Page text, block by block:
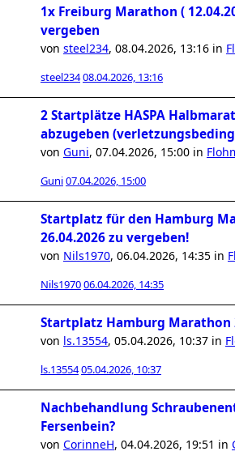
1x Freiburg Marathon (
vergeben
von steel234, 08.04.2026, 13:16 in
steel23408.04.2026, 13:16
2 Startplätze HASPA
abzugeben
von Guni, 07.04.2026, 15:00 in
Guni07.04.2026, 15:00
Startplatz für den Hamburg
26.04.2026 zu vergeben!
von Nils1970, 06.04.2026, 14:35 in
Nils197006.04.2026, 14:35
Startplatz Hamburg Marathon
von ls.13554, 05.04.2026, 10:37 in
ls.1355405.04.2026, 10:37
Nachbehandlung
Fersenbein?
von CorinneH, 04.04.2026, 19:51 in